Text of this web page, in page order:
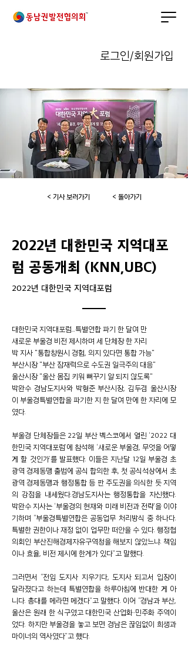
로그인/회원가입
< 기사 보러가기 < 돌아가기
2022년 대한민국 지역대포
럼 공동개최 (KNN,UBC)
2022년 대한민국 지역대포럼
대한민국 지역대포럼...특별연합 파기 한 달여 만
새로운 부울경 비전 제시하며 세 단체장 한 자리
박 지사 "통합창원시 경험, 의지 있다면 통합 가능"
부산시장 "부산 잠재력으로 수도권 일극주의 대응"
울산시장 "울산 몸집 키워 뻐꾸기 알 되지 않도록"
박완수 경남도지사와 박형준 부산시장, 김두겸 울산시장
이 부울경특별연합을 파기한 지 한 달여 만에 한 자리에 모
였다.
부울경 단체장들은 22일 부산 벡스코에서 열린 ‘2022 대
한민국 지역대포럼’에 참석해 ‘새로운 부울경, 무엇을 어떻
게 할 것인가’를 발표했다. 이들은 지난달 12일 부울경 초
광역 경제동맹 출범에 공식 합의한 후, 첫 공식석상에서 초
광역 경제동맹과 행정통합 등 판 주도권을 의식한 듯 지역
의 강점을 내세웠다.경남도지사는 행정통합을 자신했다.
박완수 지사는 ‘부울경의 현재와 미래 비전과 전략’을 이야
기하며 “부울경특별연합은 공동업무 처리방식 중 하나다.
특별한 권한이나 재정 없이 업무만 떠안을 수 있다. 행정협
의회인 부산진해경제자유구역청을 해보지 않았느냐. 책임
이나 효율, 비전 제시에 한계가 있다”고 말했다.
그러면서 “전임 도지사 지우기다, 도지사 되고서 입장이
달라졌다고 하는데 특별연합을 하루아침에 반대한 게 아
니다. 총대를 메라면 메겠다”고 말했다. 이어 “경남과 부산,
울산은 원래 한 식구였고 대한민국 산업화·민주화 주역이
었다. 하지만 부울경을 놓고 보면 경남은 끊임없이 희생과
마이너의 역사였다”고 했다.